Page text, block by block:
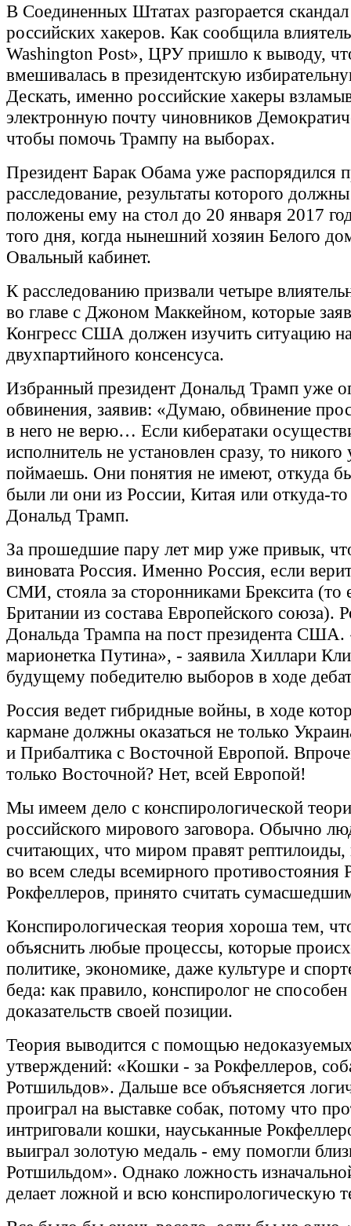
В Соединенных Штатах разгорается
российских хакеров. Как сообщила
Washington Post», ЦРУ пришло к выводу,
вмешивалась в президентскую
Дескать, именно российские хакеры
электронную почту чиновников
чтобы помочь Трампу на выборах.
Президент Барак Обама уже распорядился
расследование, результаты которого
положены ему на стол до 20 января 2017
того дня, когда нынешний хозяин Белого
Овальный кабинет.
К расследованию призвали четыре
во главе с Джоном Маккейном, которые
Конгресс США должен изучить ситуацию
двухпартийного консенсуса.
Избранный президент Дональд Трамп уже
обвинения, заявив: «Думаю, обвинение
в него не верю… Если кибератаки
исполнитель не установлен сразу, то
поймаешь. Они понятия не имеют, откуда
были ли они из России, Китая или откуда-
Дональд Трамп.
За прошедшие пару лет мир уже привык,
виновата Россия. Именно Россия, если
СМИ, стояла за сторонниками Брексита (то
Британии из состава Европейского союза).
Дональда Трампа на пост президента
марионетка Путина», - заявила Хиллари
будущему победителю выборов в ходе
Россия ведет гибридные войны, в ходе
кармане должны оказаться не только
и Прибалтика с Восточной Европой.
только Восточной? Нет, всей Европой!
Мы имеем дело с конспирологической
российского мирового заговора. Обычно
считающих, что миром правят
во всем следы всемирного противостояния
Рокфеллеров, принято считать
Конспирологическая теория хороша тем,
объяснить любые процессы, которые
политике, экономике, даже культуре и
беда: как правило, конспиролог не
доказательств своей позиции.
Теория выводится с помощью
утверждений: «Кошки - за Рокфеллеров,
Ротшильдов». Дальше все объясняется
проиграл на выставке собак, потому что
интриговали кошки, науськанные
выиграл золотую медаль - ему помогли
Ротшильдом». Однако ложность
делает ложной и всю конспирологическую